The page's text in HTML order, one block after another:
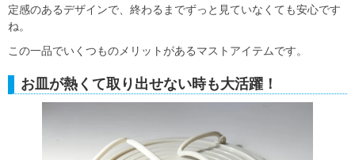
定感のあるデザインで、終わるまでずっと見ていなくても安心です
ね。
この一品でいくつものメリットがあるマストアイテムです。
お皿が熱くて取り出せない時も大活躍！